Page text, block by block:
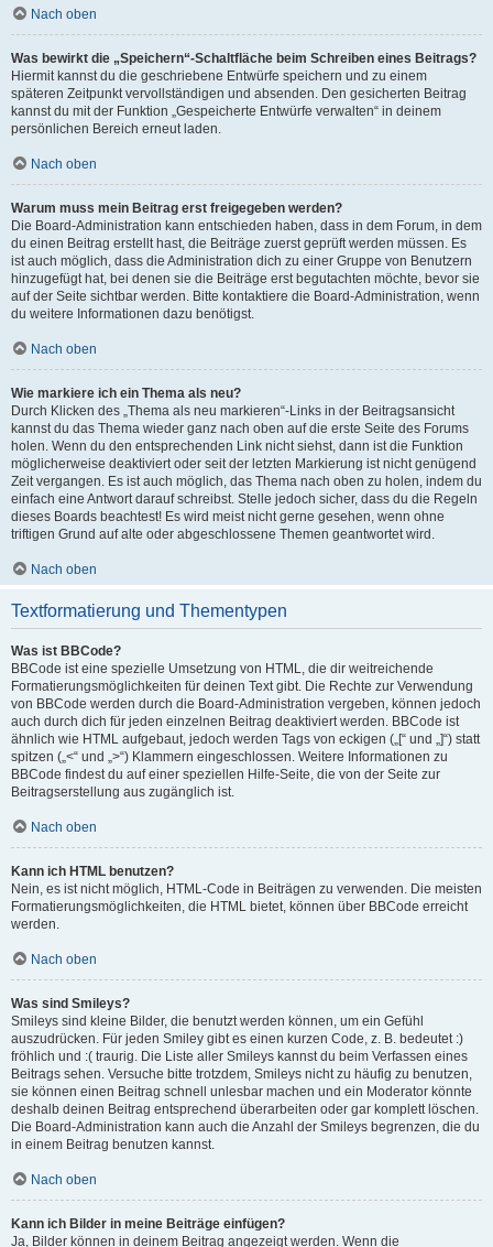
Nach oben
Was bewirkt die „Speichern“-Schaltfläche beim Schreiben eines Beitrags?
Hiermit kannst du die geschriebene Entwürfe speichern und zu einem
späteren Zeitpunkt vervollständigen und absenden. Den gesicherten Beitrag
kannst du mit der Funktion „Gespeicherte Entwürfe verwalten“ in deinem
persönlichen Bereich erneut laden.
Nach oben
Warum muss mein Beitrag erst freigegeben werden?
Die Board-Administration kann entschieden haben, dass in dem Forum, in dem
du einen Beitrag erstellt hast, die Beiträge zuerst geprüft werden müssen. Es
ist auch möglich, dass die Administration dich zu einer Gruppe von Benutzern
hinzugefügt hat, bei denen sie die Beiträge erst begutachten möchte, bevor sie
auf der Seite sichtbar werden. Bitte kontaktiere die Board-Administration, wenn
du weitere Informationen dazu benötigst.
Nach oben
Wie markiere ich ein Thema als neu?
Durch Klicken des „Thema als neu markieren“-Links in der Beitragsansicht
kannst du das Thema wieder ganz nach oben auf die erste Seite des Forums
holen. Wenn du den entsprechenden Link nicht siehst, dann ist die Funktion
möglicherweise deaktiviert oder seit der letzten Markierung ist nicht genügend
Zeit vergangen. Es ist auch möglich, das Thema nach oben zu holen, indem du
einfach eine Antwort darauf schreibst. Stelle jedoch sicher, dass du die Regeln
dieses Boards beachtest! Es wird meist nicht gerne gesehen, wenn ohne
triftigen Grund auf alte oder abgeschlossene Themen geantwortet wird.
Nach oben
Textformatierung und Thementypen
Was ist BBCode?
BBCode ist eine spezielle Umsetzung von HTML, die dir weitreichende
Formatierungsmöglichkeiten für deinen Text gibt. Die Rechte zur Verwendung
von BBCode werden durch die Board-Administration vergeben, können jedoch
auch durch dich für jeden einzelnen Beitrag deaktiviert werden. BBCode ist
ähnlich wie HTML aufgebaut, jedoch werden Tags von eckigen („[“ und „]“) statt
spitzen („<“ und „>“) Klammern eingeschlossen. Weitere Informationen zu
BBCode findest du auf einer speziellen Hilfe-Seite, die von der Seite zur
Beitragserstellung aus zugänglich ist.
Nach oben
Kann ich HTML benutzen?
Nein, es ist nicht möglich, HTML-Code in Beiträgen zu verwenden. Die meisten
Formatierungsmöglichkeiten, die HTML bietet, können über BBCode erreicht
werden.
Nach oben
Was sind Smileys?
Smileys sind kleine Bilder, die benutzt werden können, um ein Gefühl
auszudrücken. Für jeden Smiley gibt es einen kurzen Code, z. B. bedeutet :)
fröhlich und :( traurig. Die Liste aller Smileys kannst du beim Verfassen eines
Beitrags sehen. Versuche bitte trotzdem, Smileys nicht zu häufig zu benutzen,
sie können einen Beitrag schnell unlesbar machen und ein Moderator könnte
deshalb deinen Beitrag entsprechend überarbeiten oder gar komplett löschen.
Die Board-Administration kann auch die Anzahl der Smileys begrenzen, die du
in einem Beitrag benutzen kannst.
Nach oben
Kann ich Bilder in meine Beiträge einfügen?
Ja, Bilder können in deinem Beitrag angezeigt werden. Wenn die